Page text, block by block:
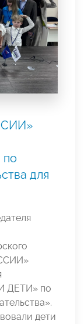
по
для
ДЕТИ» по
дети